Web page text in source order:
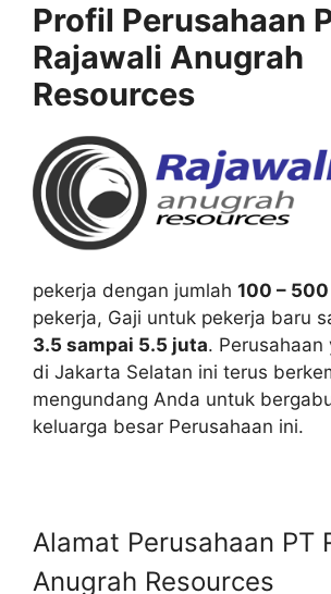
Profil Perusahaan
Rajawali Anugrah
Resources
pekerja dengan jumlah 100 –
pekerja, Gaji untuk pekerja baru
3.5 sampai 5.5 juta.
di Jakarta Selatan ini terus
mengundang Anda untuk
keluarga besar Perusahaan ini.
Alamat Perusahaan PT
Anugrah Resources